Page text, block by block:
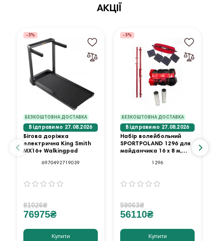
АКЦІЇ
БЕЗКОШТОВНА ДОСТАВКА
-5%
Відправимо 27.08.2026
Бігова доріжка
електрична King Smith
MX16+ Walkingpad
6970492719039
81026₴
76975₴
Купити
БЕЗКОШТОВНА ДОСТАВКА
-5%
Відправимо 27.08.2026
Набір волейбольний
SPORTPOLAND 1296 для
майданчика 16 х 8 м,
1296
59063₴
56110₴
Купити